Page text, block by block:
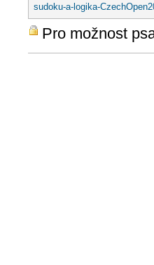
sudoku-a-logika-
Pro možnost